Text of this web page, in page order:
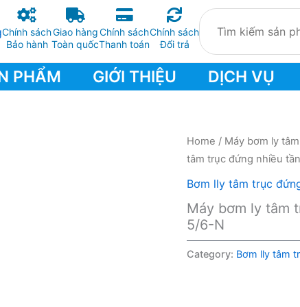
Chính sách
Bảo hành
Giao hàng
Toàn quốc
Chính sách
Thanh toán
Chính sách
Đổi trả
PHẨM GIỚI THIỆU DỊCH VỤ
Home / Máy bơm ly
tâm trục đứng nhiều
Bơm lly tâm trục
Máy bơm ly tâm
5/6-N
Category: Bơm lly tâm